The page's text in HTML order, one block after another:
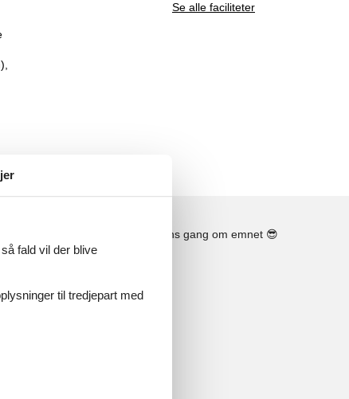
Se alle faciliteter
Se solens gang om emnet 😎
fald vil der blive
til tredjepart med